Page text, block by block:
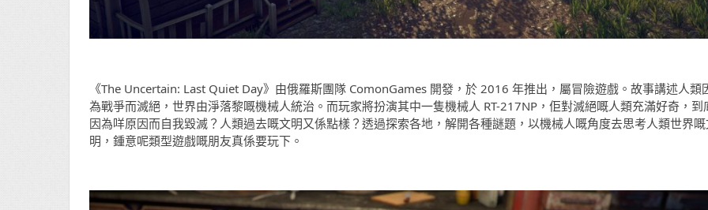
《The Uncertain: Last Quiet Day》由俄羅斯團隊 ComonGames 開發，於 2016 年推出，屬冒險遊戲。故事講述人類
為戰爭而滅絕，世界由淨落黎嘅機械人統治。而玩家將扮演其中一隻機械人 RT-217NP，佢對滅絕嘅人類充滿好奇，到
因為咩原因而自我毀滅？人類過去嘅文明又係點樣？透過探索各地，解開各種謎題，以機械人嘅角度去思考人類世界
明，鍾意呢類型遊戲嘅朋友真係要玩下。